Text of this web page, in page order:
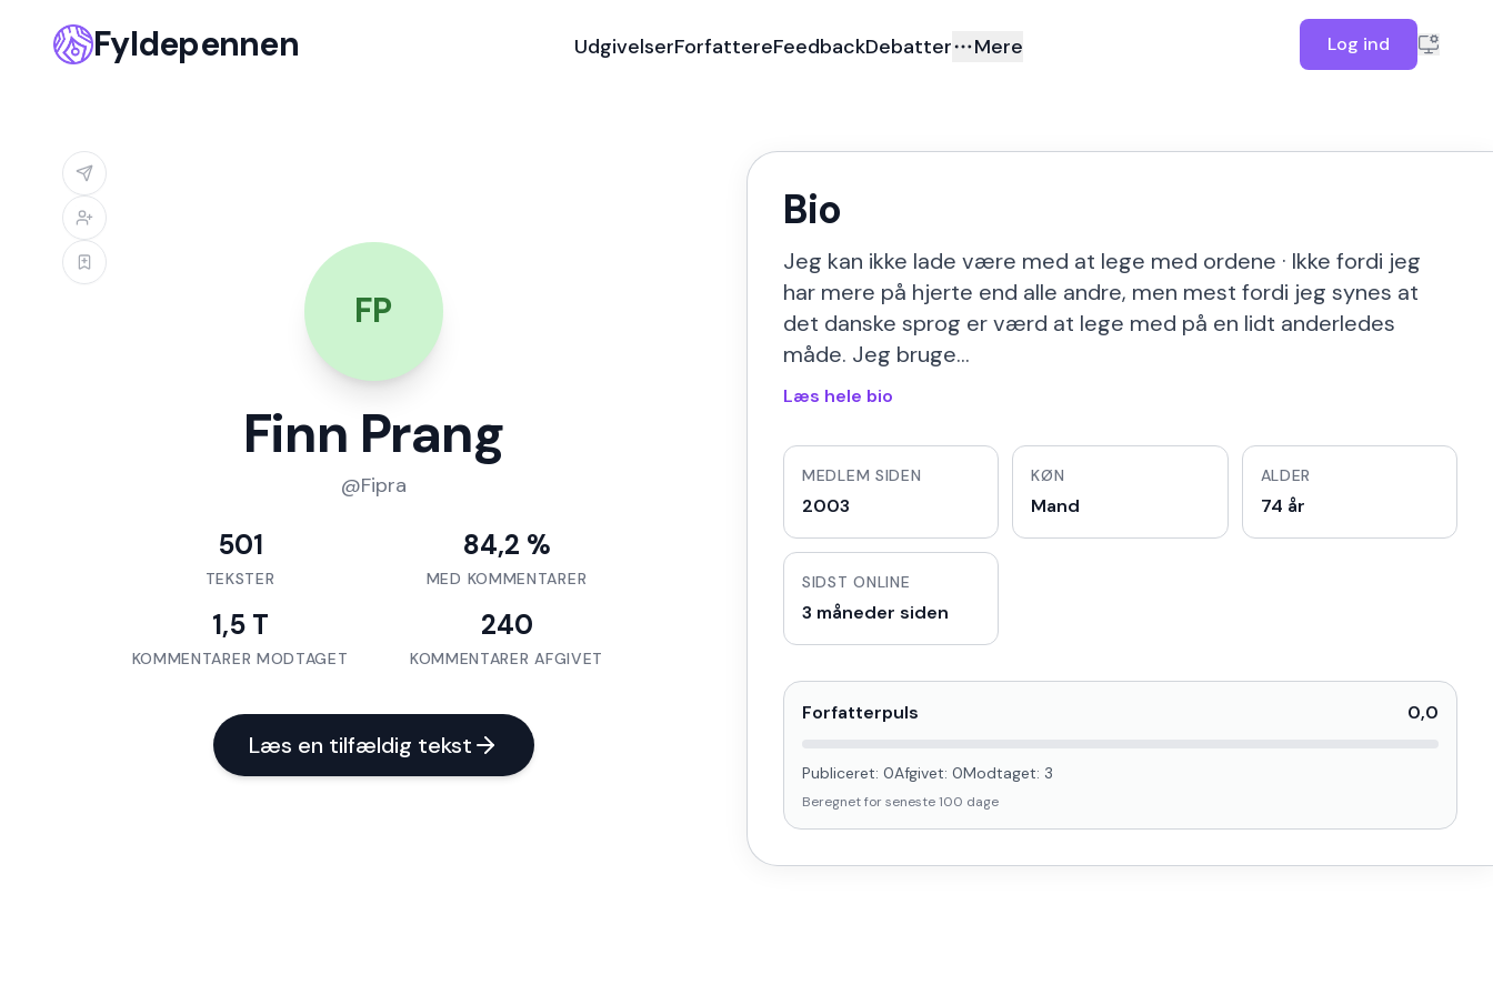
Fyldepennen UdgivelserForfattereFeedbackDebatter Mere Log ind
FP
Finn Prang
@Fipra
501
TEKSTER
84,2 %
MED KOMMENTARER
1,5 T
KOMMENTARER MODTAGET
240
KOMMENTARER AFGIVET
Læs en tilfældig tekst
Bio
Jeg kan ikke lade være med at lege med ordene · Ikke fordi jeg
har mere på hjerte end alle andre, men mest fordi jeg synes at
det danske sprog er værd at lege med på en lidt anderledes
måde. Jeg bruge…
Læs hele bio
MEDLEM SIDEN
2003
KØN
Mand
ALDER
74 år
SIDST ONLINE
3 måneder siden
Forfatterpuls 0,0
Publiceret: 0Afgivet: 0Modtaget: 3
Beregnet for seneste100 dage